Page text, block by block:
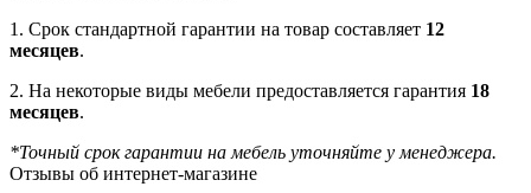
1. Срок стандартной гарантии на товар составляет 12
месяцев.
2. На некоторые виды мебели предоставляется гарантия 18
месяцев.
*Точный срок гарантии на мебель уточняйте у менеджера.
Отзывы об интернет-магазине